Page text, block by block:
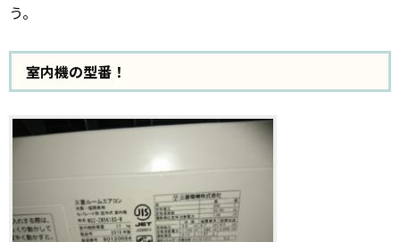
う。
室内機の型番！